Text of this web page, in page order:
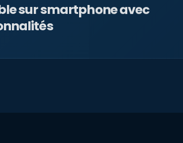
sur smartphone avec